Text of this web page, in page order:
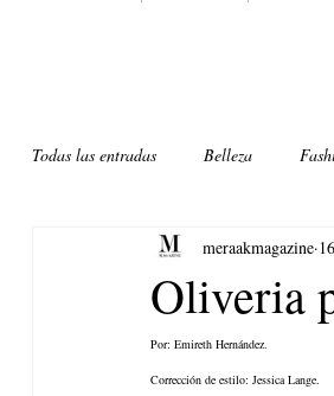
Todas las entradas Belleza
Música. Arte
Oliveria
meraakmagazine
Por: Emireth Hernández.
Corrección de estilo: Jessica Lange.